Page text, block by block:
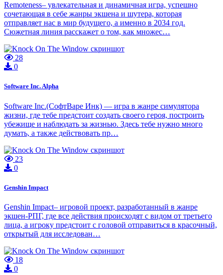
Remoteness– увлекательная и динамичная игра, успешно
сочетающая в себе жанры экшена и шутера, которая
отправляет нас в мир будущего, а именно в 2034 год.
Сюжетная линия расскажет о том, как множес…
28
0
Software Inc. Alpha
Software Inc.(СофтВаре Инк) — игра в жанре симулятора
жизни, где тебе предстоит создать своего героя, построить
убежище и наблюдать за жизнью. Здесь тебе нужно много
думать, а также действовать пр…
23
0
Genshin Impact
Genshin Impact– игровой проект, разработанный в жанре
экшен-РПГ, где все действия происходят с видом от третьего
лица, а игроку предстоит с головой отправиться в красочный,
открытый для исследован…
18
0